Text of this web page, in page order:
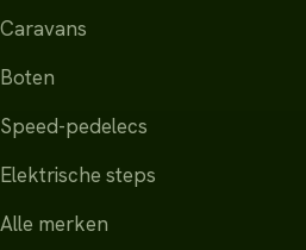
Caravans
Boten
Speed-pedelecs
Elektrische steps
Alle merken